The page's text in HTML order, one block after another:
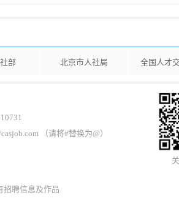
部 北京市人社局 全国人才
（请将#替换为@）
招聘信息及作品